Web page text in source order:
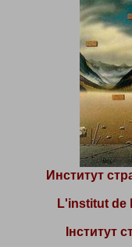
Институт
L'institut de
Інститут